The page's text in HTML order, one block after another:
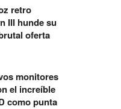
retro
III hunde su
oferta
monitores
el increíble
como punta